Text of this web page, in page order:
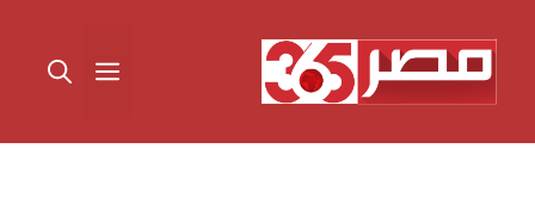
المحتوى القائمة